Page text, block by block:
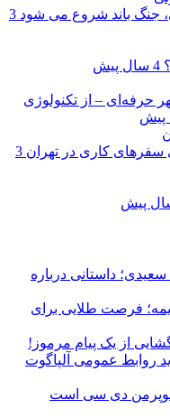
جنگ باند شروع می شود 3
4 سال پیش
حرفه‌ای – از تکنولوژی
سفرهای کاری در تهران 3
داستانی درباره
فرصت طلایی برای
از یک پیام مرموز!
روابط عمومی آلپاگوت
سوپرمن دی سی است